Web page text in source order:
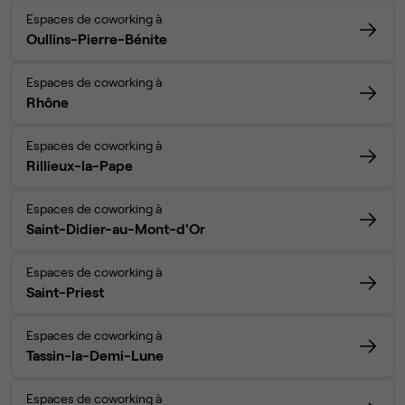
Espaces de coworking à
Oullins-Pierre-Bénite
Espaces de coworking à
Rhône
Espaces de coworking à
Rillieux-la-Pape
Espaces de coworking à
Saint-Didier-au-Mont-d'Or
Espaces de coworking à
Saint-Priest
Espaces de coworking à
Tassin-la-Demi-Lune
Espaces de coworking à